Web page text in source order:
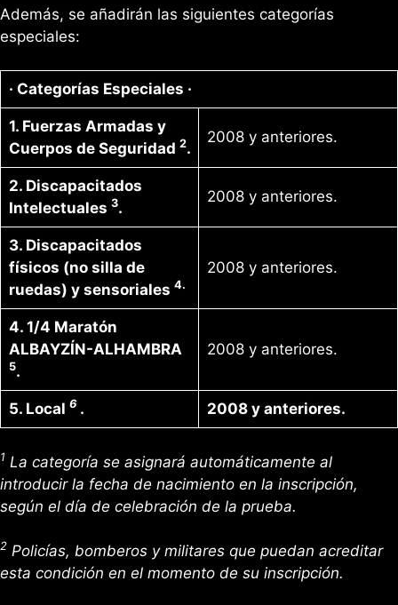
Además, se añadirán las siguientes categorías
especiales:
· Categorías Especiales ·
1. Fuerzas Armadas y
Cuerpos de Seguridad 2.
2008 y anteriores.
2. Discapacitados
Intelectuales 3.
2008 y anteriores.
3. Discapacitados
físicos (no silla de
ruedas) y sensoriales 4.
2008 y anteriores.
4. 1/4 Maratón
ALBAYZÍN-ALHAMBRA
5.
2008 y anteriores.
5. Local 6. 2008 y anteriores.
1 La categoría se asignará automáticamente al
introducir la fecha de nacimiento en la inscripción,
según el día de celebración de la prueba.
2 Policías, bomberos y militares que puedan acreditar
esta condición en el momento de su inscripción.